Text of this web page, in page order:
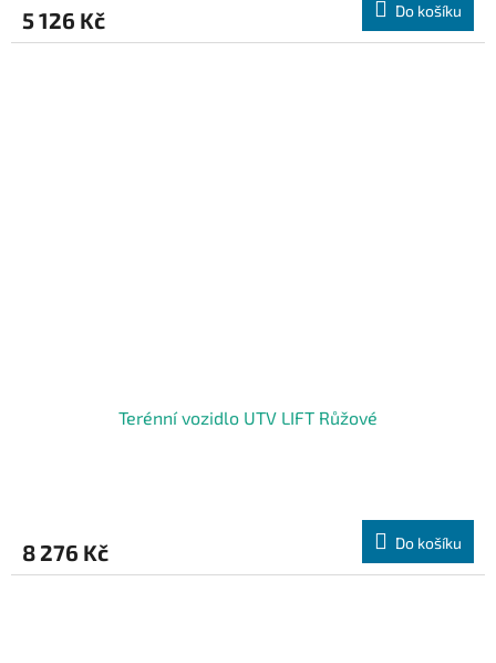
5 126 Kč Do košíku
Terénní vozidlo UTV LIFT Růžové
8 276 Kč Do košíku